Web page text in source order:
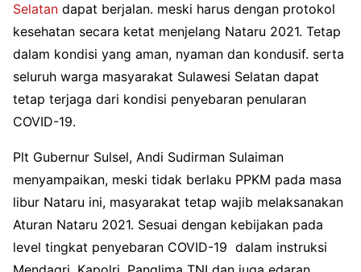
Selatan dapat berjalan. meski harus dengan protokol
kesehatan secara ketat menjelang Nataru 2021. Tetap
dalam kondisi yang aman, nyaman dan kondusif. serta
seluruh warga masyarakat Sulawesi Selatan dapat
tetap terjaga dari kondisi penyebaran penularan
COVID-19.
Plt Gubernur Sulsel, Andi Sudirman Sulaiman
menyampaikan, meski tidak berlaku PPKM pada masa
libur Nataru ini, masyarakat tetap wajib melaksanakan
Aturan Nataru 2021. Sesuai dengan kebijakan pada
level tingkat penyebaran COVID-19 dalam instruksi